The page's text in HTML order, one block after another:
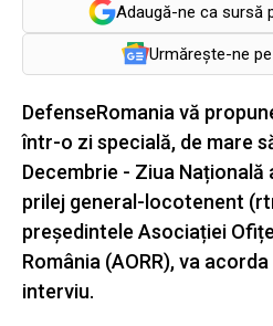
Adaugă-ne ca sursă
Urmărește-ne
DefenseRomania vă
într-o zi specială, de mare
Decembrie - Ziua Națională
prilej general-locotenent
președintele Asociației
România (AORR), va
interviu.